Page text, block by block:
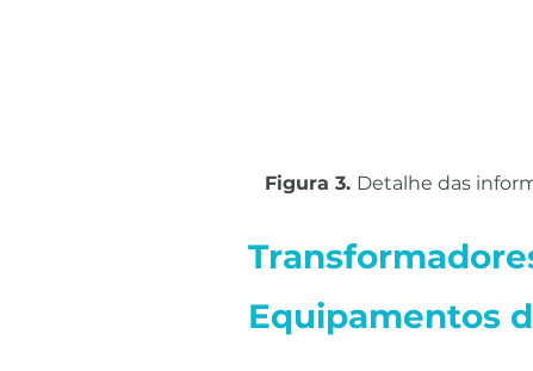
Figura 3. Detalhe das
Equipamentos